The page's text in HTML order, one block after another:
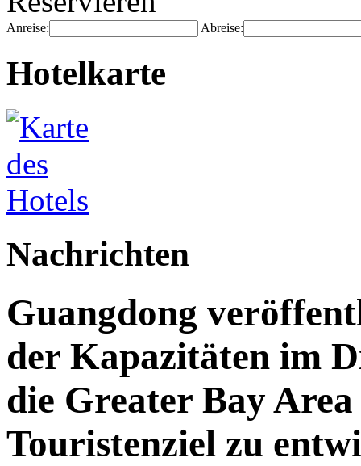
Anreise: Abreise:
Hotelkarte
Nachrichten
Guangdong
der Kapazitäten im
die Greater Bay
Touristenziel zu